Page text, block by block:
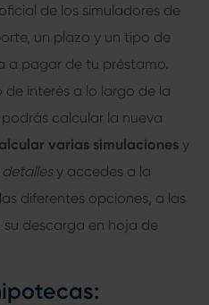
de los simuladores de
un plazo y un tipo de
a pagar de tu préstamo.
de interés a lo largo de la
calcular la nueva
varias simulaciones y
detallesy accedes a la
diferentes opciones, a las
su descarga en hoja de
: